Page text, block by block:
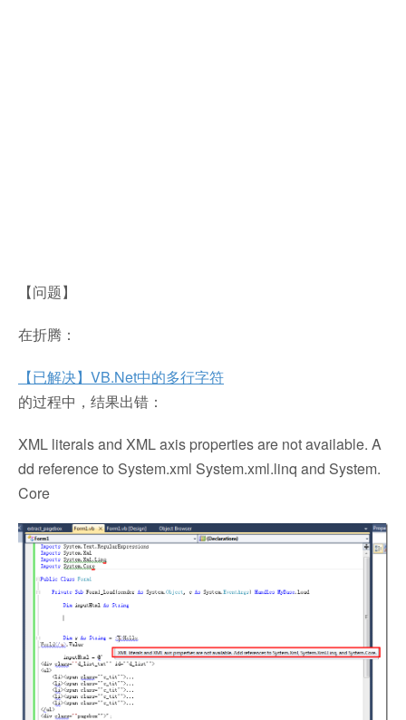
【问题】
在折腾：
【已解决】VB.Net中的多行字符
的过程中，结果出错：
XML literals and XML axis properties are not available. A
dd reference to System.xml System.xml.linq and System.
Core